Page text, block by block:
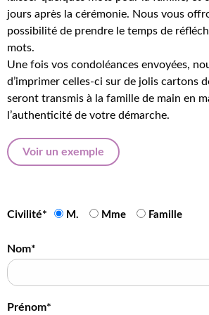
jours après la cérémonie. Nous vous
possibilité de prendre le temps de
mots.
Une fois vos condoléances envoyées,
d’imprimer celles-ci sur de jolis cartons
seront transmis à la famille de main en
l’authenticité de votre démarche.
Voir un exemple
Civilité* M. Mme Famille
Nom*
Prénom*